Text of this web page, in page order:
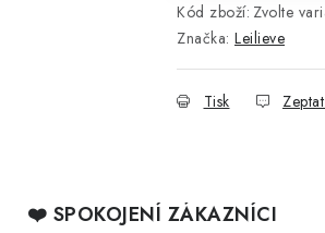
Kód zboží: Zvolte
Značka: Leilieve
Tisk
❤️ SPOKOJENÍ ZÁKAZNÍCI